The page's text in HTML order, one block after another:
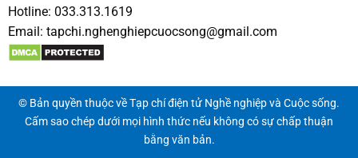
Hotline: 033.313.1619
Email: tapchi.nghenghiepcuocsong@gmail.com
© Bản quyền thuộc về Tạp chí điện tử Nghề nghiệp và Cuộc sống.
Cấm sao chép dưới mọi hình thức nếu không có sự chấp thuận
bằng văn bản.